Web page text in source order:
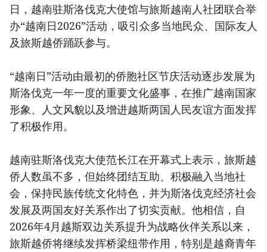
日，越南驻斯洛伐克大使馆与旅斯越南人社团联合举
办“越南日2026”活动，吸引众多当地民众、国际友人
及旅斯越侨踊跃参与。
“越南日”活动由最初的侨胞社区节庆活动逐步发展为
斯洛伐克一年一度的重要文化盛事，在推广越南国家
形象、人文风貌以及增进越斯两国人民友谊方面发挥
了积极作用。
越南驻斯洛伐克大使范长江在开幕式上表示，旅斯越
侨人数虽不多，但始终团结互助、积极融入当地社
会，保持民族传统文化特色，并为斯洛伐克经济社会
发展及两国友好关系作出了切实贡献。他相信，自
2026年4月越斯双边关系提升为战略伙伴关系以来，
旅斯越侨将继续发挥桥梁纽带作用，特别是越裔青年